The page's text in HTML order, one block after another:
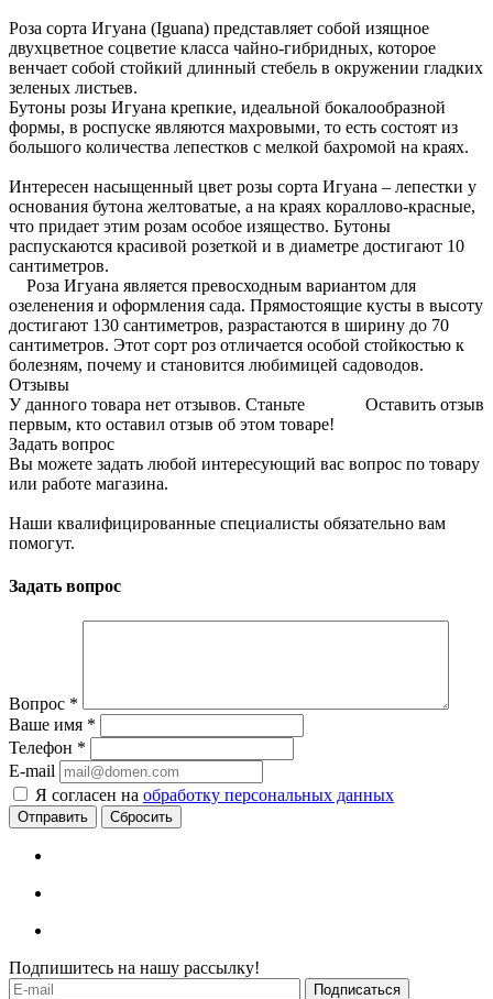
Роза сорта Игуана (Iguana) представляет собой изящное
двухцветное соцветие класса чайно-гибридных, которое
венчает собой стойкий длинный стебель в окружении гладких
зеленых листьев.
Бутоны розы Игуана крепкие, идеальной бокалообразной
формы, в роспуске являются махровыми, то есть состоят из
большого количества лепестков с мелкой бахромой на краях.
Интересен насыщенный цвет розы сорта Игуана – лепестки у
основания бутона желтоватые, а на краях кораллово-красные,
что придает этим розам особое изящество. Бутоны
распускаются красивой розеткой и в диаметре достигают 10
сантиметров.
Роза Игуана является превосходным вариантом для
озеленения и оформления сада. Прямостоящие кусты в высоту
достигают 130 сантиметров, разрастаются в ширину до 70
сантиметров. Этот сорт роз отличается особой стойкостью к
болезням, почему и становится любимицей садоводов.
Отзывы
Оставить отзыв
У данного товара нет отзывов. Станьте
первым, кто оставил отзыв об этом товаре!
Задать вопрос
Вы можете задать любой интересующий вас вопрос по товару
или работе магазина.
Наши квалифицированные специалисты обязательно вам
помогут.
Задать вопрос
Вопрос *
Ваше имя *
Телефон *
E-mail
Я согласен на обработку персональных данных
Сбросить
Подпишитесь на нашу рассылку!